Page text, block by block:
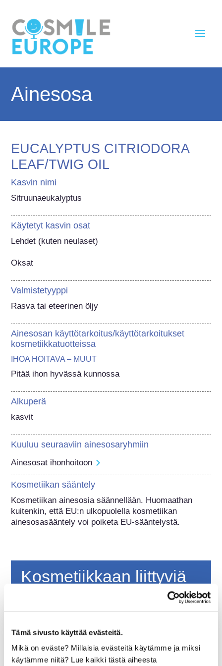
Tämä sivusto käyttää evästeitä.
Mikä on eväste? Millaisia evästeitä käytämme ja miksi
käytämme niitä? Lue kaikki tästä aiheesta
Ainesosa
EUCALYPTUS CITRIODORA
LEAF/TWIG OIL
Kasvin nimi
Sitruunaeukalyptus
Käytetyt kasvin osat
Lehdet (kuten neulaset)
Oksat
Valmistetyyppi
Rasva tai eteerinen öljy
Ainesosan käyttötarkoitus/käyttötarkoitukset
kosmetiikkatuotteissa
IHOA HOITAVA – MUUT
Pitää ihon hyvässä kunnossa
Alkuperä
kasvit
Kuuluu seuraaviin ainesosaryhmiin
Ainesosat ihonhoitoon
Kosmetiikan sääntely
Kosmetiikan ainesosia säännellään. Huomaathan
kuitenkin, että EU:n ulkopuolella kosmetiikan
ainesosasääntely voi poiketa EU-sääntelystä.
Kosmetiikkaan liittyviä
varmistetaan Euroopassa?
Tiukalla lainsäädännöllä varmistetaan, että
Euroopan unionissa myytävänä olevat